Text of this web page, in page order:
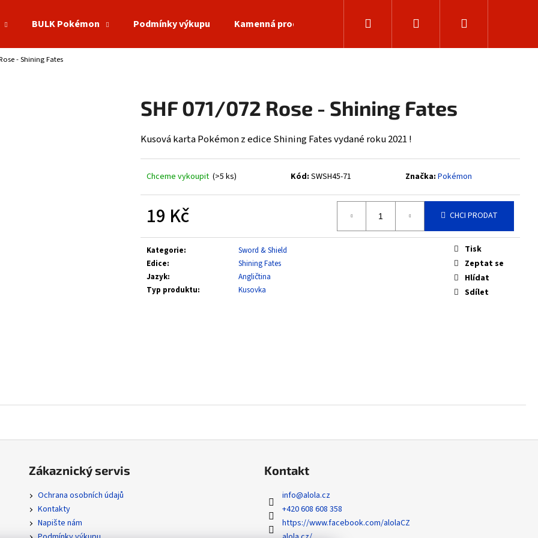
BULK Pokémon Podmínky výkupu Kamenná prodejna Přihlášení
- Shining Fates
SHF 071/072 Rose - Shining Fates
Kusová karta Pokémon z edice Shining Fates vydané roku 2021 !
Chceme vykoupit (>5 ks) Kód: SWSH45-71 Značka: Pokémon
19 Kč
cena:
CHCI PRODAT
Kategorie:
Sword & Shield
Edice:
Shining Fates
Jazyk:
Angličtina
Typ produktu: Kusovka
Tisk
Zeptat se
Hlídat
Sdílet
Co potřebujete najít?
HLEDAT
Následující
SVP 051 SNORLAX - BLACK STAR PROMOS
POR 104/088 MEGA ZYGARDE EX - PERFECT
Zákaznický servis
Ochrana osobních údajů
Kontakty
Napište nám
Kontakt
info@alola.cz
+420 608 608 358
https://www.facebook.com/alolaCZ